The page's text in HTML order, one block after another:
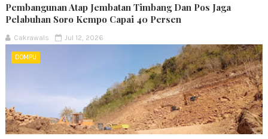
Pembangunan Atap Jembatan Timbang Dan Pos Jaga
Pelabuhan Soro Kempo Capai 40 Persen
Cakrawals Jul 12, 2026
DOMPU